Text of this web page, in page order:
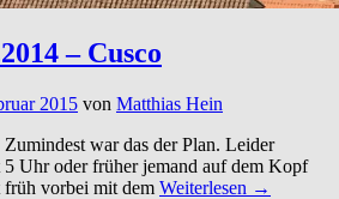
– Cusco
2015 von Matthias Hein
war das der Plan. Leider
5 Uhr oder früher jemand auf dem Kopf
früh vorbei mit dem Weiterlesen →